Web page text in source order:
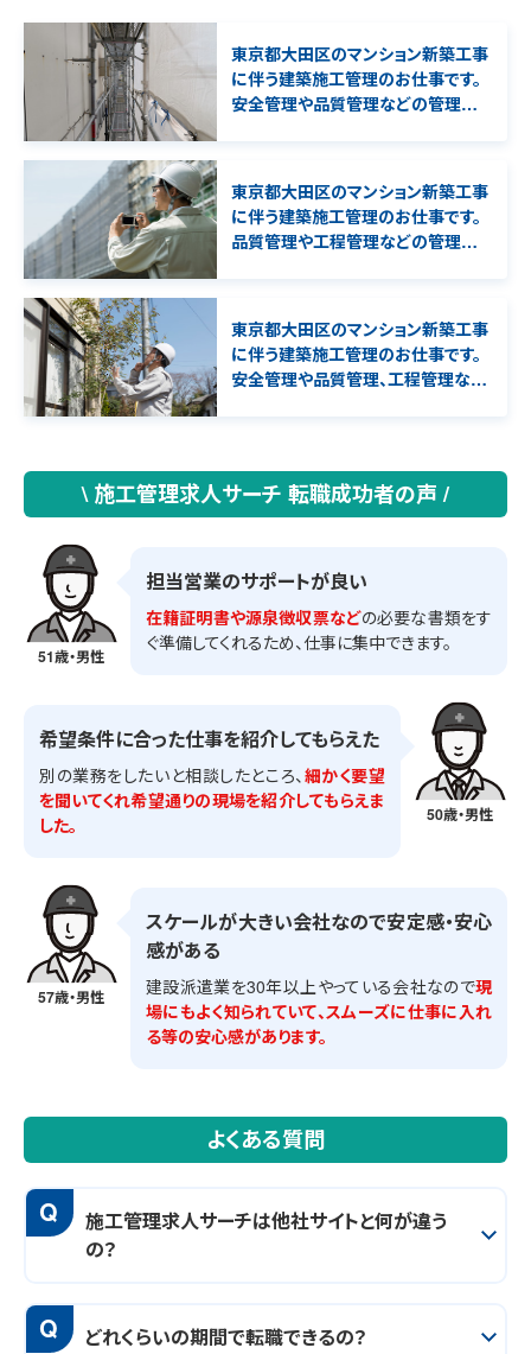
東京都大田区のマンション新築工事
に伴う建築施工管理のお仕事です。
安全管理や品質管理などの管理補
東京都大田区のマンション新築工事
に伴う建築施工管理のお仕事です。
品質管理や工程管理などの管理補
す。
東京都大田区のマンション新築工事
に伴う建築施工管理のお仕事です。
安全管理や品質管理、工程管理など
\ 施工管理求人サーチ 転職成功者の声 /
51歳・男性
担当営業のサポートが良い
在籍証明書や源泉徴収票などの必要な書類をす
ぐ準備してくれるため、仕事に集中できます。
50歳・男性
希望条件に合った仕事を紹介してもらえた
別の業務をしたいと相談したところ、細かく要望
を聞いてくれ希望通りの現場を紹介してもらえま
した。
57歳・男性
スケールが大きい会社なので安定感・安心
感がある
建設派遣業を30年以上やっている会社なので現
場にもよく知られていて、スムーズに仕事に入れ
る等の安心感があります。
よくある質問
Q
施工管理求人サーチは他社サイトと何が違う
の？
Q どれくらいの期間で転職できるの？